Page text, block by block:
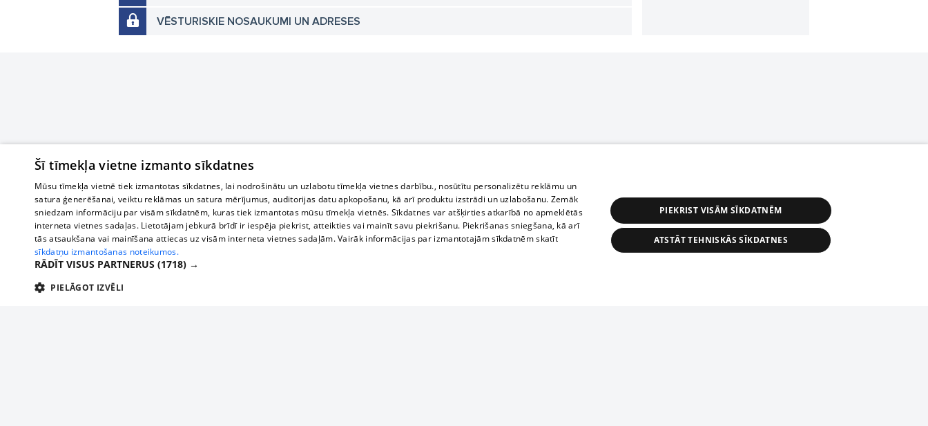
VĒSTURISKIE NOSAUKUMI UN ADRESES
Šī tīmekļa vietne izmanto sīkdatnes
Mūsu tīmekļa vietnē tiek izmantotas sīkdatnes, lai nodrošinātu un uzlabotu tīmekļa vietnes darbību., nosūtītu personalizētu reklāmu un
satura ģenerēšanai, veiktu reklāmas un satura mērījumus, auditorijas datu apkopošanu, kā arī produktu izstrādi un uzlabošanu. Zemāk
sniedzam informāciju par visām sīkdatnēm, kuras tiek izmantotas mūsu tīmekļa vietnēs. Sīkdatnes var atšķirties atkarībā no apmeklētās
interneta vietnes sadaļas. Lietotājam jebkurā brīdī ir iespēja piekrist, atteikties vai mainīt savu piekrišanu. Piekrišanas sniegšana, kā arī
tās atsaukšana vai mainīšana attiecas uz visām interneta vietnes sadaļām. Vairāk informācijas par izmantotajām sīkdatnēm skatīt
sīkdatņu izmantošanas noteikumos.
RĀDĪT VISUS PARTNERUS (1718) →
PIELĀGOT IZVĒLI
PIEKRIST VISĀM SĪKDATNĒM
ATSTĀT TEHNISKĀS SĪKDATNES